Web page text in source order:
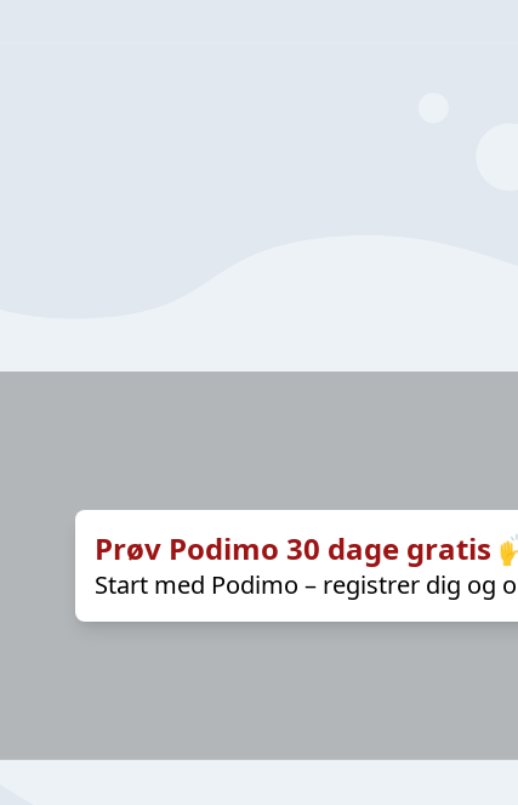
Prøv Podimo 30 dage gratis
Start med Podimo – registrer dig og